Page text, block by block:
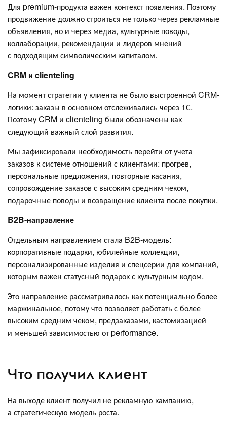
Для premium-продукта важен контекст появления. Поэтому
продвижение должно строиться не только через рекламные
объявления, но и через медиа, культурные поводы,
коллаборации, рекомендации и лидеров мнений
с подходящим символическим капиталом.
CRM и clienteling
На момент стратегии у клиента не было выстроенной CRM-
логики: заказы в основном отслеживались через 1С.
Поэтому CRM и clienteling были обозначены как
следующий важный слой развития.
Мы зафиксировали необходимость перейти от учета
заказов к системе отношений с клиентами: прогрев,
персональные предложения, повторные касания,
сопровождение заказов с высоким средним чеком,
подарочные поводы и возвращение клиента после покупки.
B2B-направление
Отдельным направлением стала B2B-модель:
корпоративные подарки, юбилейные коллекции,
персонализированные изделия и спецсерии для компаний,
которым важен статусный подарок с культурным кодом.
Это направление рассматривалось как потенциально более
маржинальное, потому что позволяет работать с более
высоким средним чеком, предзаказами, кастомизацией
и меньшей зависимостью от performance.
Что получил клиент
На выходе клиент получил не рекламную кампанию,
а стратегическую модель роста.